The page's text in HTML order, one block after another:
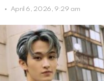
April 6, 2026, 9:29 am